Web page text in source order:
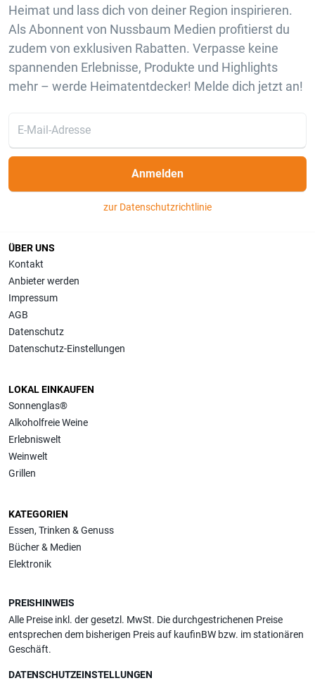
Heimat und lass dich von deiner Region inspirieren.
Als Abonnent von Nussbaum Medien profitierst du
zudem von exklusiven Rabatten. Verpasse keine
spannenden Erlebnisse, Produkte und Highlights
mehr – werde Heimatentdecker! Melde dich jetzt an!
Anmelden
zur Datenschutzrichtlinie
ÜBER UNS
Kontakt
Anbieter werden
Impressum
AGB
Datenschutz
Datenschutz-Einstellungen
LOKAL EINKAUFEN
Sonnenglas®
Alkoholfreie Weine
Erlebniswelt
Weinwelt
Grillen
KATEGORIEN
Essen, Trinken & Genuss
Bücher & Medien
Elektronik
PREISHINWEIS
Alle Preise inkl. der gesetzl. MwSt. Die durchgestrichenen Preise
entsprechen dem bisherigen Preis auf kaufinBW bzw. im stationären
Geschäft.
DATENSCHUTZEINSTELLUNGEN